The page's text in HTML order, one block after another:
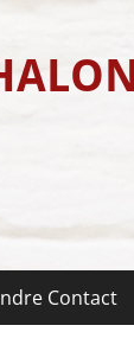
Contact